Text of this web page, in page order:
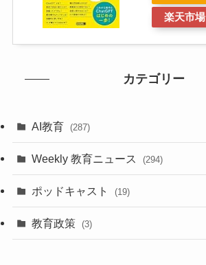
楽天市場
カテゴリー
AI教育 (287)
Weekly 教育ニュース (294)
ポッドキャスト (19)
教育政策 (3)